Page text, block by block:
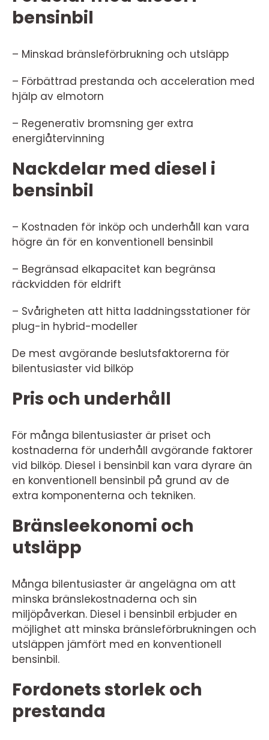
bensinbil
– Minskad bränsleförbrukning och utsläpp
– Förbättrad prestanda och acceleration med
hjälp av elmotorn
– Regenerativ bromsning ger extra
energiåtervinning
Nackdelar med diesel i
bensinbil
– Kostnaden för inköp och underhåll kan vara
högre än för en konventionell bensinbil
– Begränsad elkapacitet kan begränsa
räckvidden för eldrift
– Svårigheten att hitta laddningsstationer för
plug-in hybrid-modeller
De mest avgörande beslutsfaktorerna för
bilentusiaster vid bilköp
Pris och underhåll
För många bilentusiaster är priset och
kostnaderna för underhåll avgörande faktorer
vid bilköp. Diesel i bensinbil kan vara dyrare än
en konventionell bensinbil på grund av de
extra komponenterna och tekniken.
Bränsleekonomi och
utsläpp
Många bilentusiaster är angelägna om att
minska bränslekostnaderna och sin
miljöpåverkan. Diesel i bensinbil erbjuder en
möjlighet att minska bränsleförbrukningen och
utsläppen jämfört med en konventionell
bensinbil.
Fordonets storlek och
prestanda